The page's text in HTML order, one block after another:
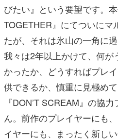
びたい』という要望です。
TOGETHER』にてついにマ
たが、それは氷山の一角に
我々は2年以上かけて、何が
かったか、どうすればプレ
供できるか、慎重に見極め
『DON’T SCREAM』の協
ん。前作のプレイヤーにも
イヤーにも、まったく新し